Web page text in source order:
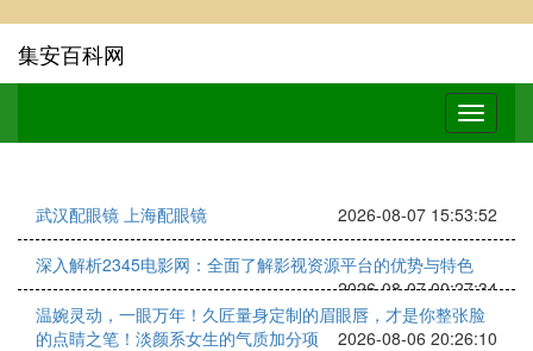
集安百科网
武汉配眼镜 上海配眼镜 2026-08-07 15:53:52
深入解析2345电影网：全面了解影视资源平台的优势与特色
2026-08-07 00:27:34
温婉灵动，一眼万年！久匠量身定制的眉眼唇，才是你整张脸
的点睛之笔！淡颜系女生的气质加分项
2026-08-06 20:26:10